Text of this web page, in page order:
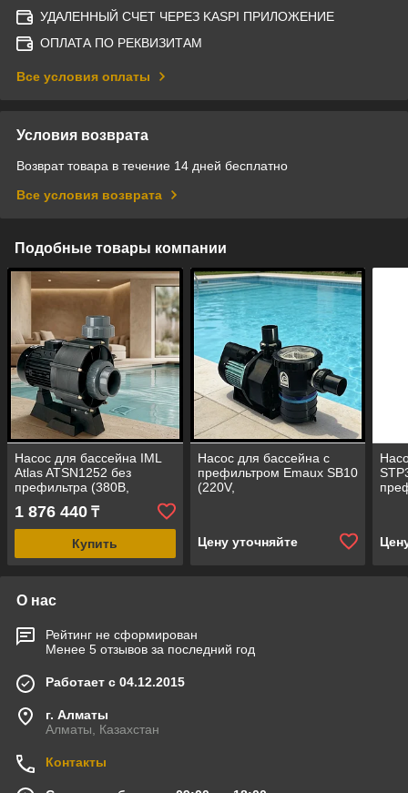
УДАЛЕННЫЙ СЧЕТ ЧЕРЕЗ KASPI ПРИЛОЖЕНИЕ
ОПЛАТА ПО РЕКВИЗИТАМ
Все условия оплаты
Условия возврата
Возврат товара в течение 14 дней бесплатно
Все условия возврата
Подобные товары компании
Насос для бассейна IML
Atlas ATSN1252 без
префильтра (380В,
производительность = 155
м3/ч, 9,2 кВт)
1 876 440 ₸
Купить
Насос для бассейна с
префильтром Emaux SB10
(220V,
Цену уточняйте
О нас
Рейтинг не сформирован
Менее 5 отзывов за последний год
Работает с 04.12.2015
г. Алматы
Алматы, Казахстан
Контакты